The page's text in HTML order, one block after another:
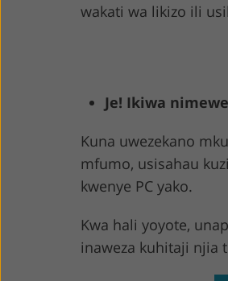
wakati wa likizo ili
Je! Ikiwa
Kuna uwezekano
mfumo, usisahau
kwenye PC yako.
Kwa hali yoyote,
inaweza kuhitaji njia